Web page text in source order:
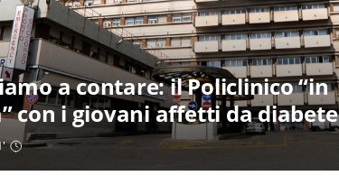
a contare: il Policlinico “in
con i giovani affetti da diabete
'